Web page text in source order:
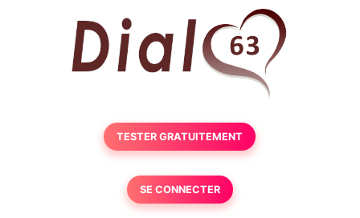
TESTER GRATUITEMENT
SE CONNECTER